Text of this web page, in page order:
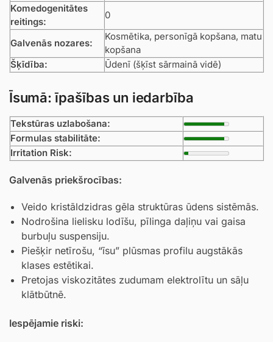
Komedogenitātes
reitings:
0
Galvenās nozares:
Kosmētika, personīgā kopšana, matu
kopšana
Šķīdība:
Ūdenī (šķīst sārmainā vidē)
Īsumā: īpašības un iedarbība
Tekstūras uzlabošana:
Formulas stabilitāte:
Irritation Risk:
Galvenās priekšrocības:
Veido kristāldzidras gēla struktūras ūdens sistēmās.
Nodrošina lielisku lodīšu, pīlinga daļiņu vai gaisa
burbuļu suspensiju.
Piešķir netīrošu, “īsu” plūsmas profilu augstākās
klases estētikai.
Pretojas viskozitātes zudumam elektrolītu un sāļu
klātbūtnē.
Iespējamie riski: